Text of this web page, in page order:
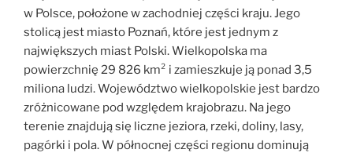
w Polsce, położone w zachodniej części kraju. Jego
stolicą jest miasto Poznań, które jest jednym z
największych miast Polski. Wielkopolska ma
powierzchnię 29 826 km² i zamieszkuje ją ponad 3,5
miliona ludzi. Województwo wielkopolskie jest bardzo
zróżnicowane pod względem krajobrazu. Na jego
terenie znajdują się liczne jeziora, rzeki, doliny, lasy,
pagórki i pola. W północnej części regionu dominują